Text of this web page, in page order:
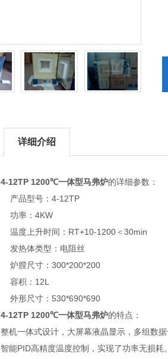
详细介绍
4-12TP 1200℃一体型马弗炉的详细参数：
产品型号：4-12TP
功率：4KW
温度上升时间：RT+10-1200＜30min
发热体类型：电阻丝
炉膛尺寸：300*200*200
容积：12L
外形尺寸：530*690*690
4-12TP 1200℃一体型马弗炉的特点：
整机一体式设计，大屏幕液晶显示，多组数
智能PID高精度温度控制，实现了功率无损耗。